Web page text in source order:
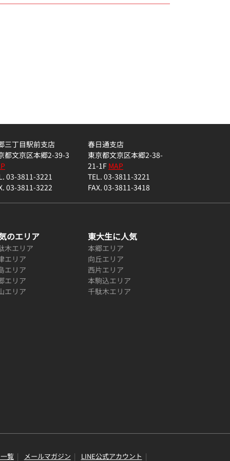
三丁目駅前支店
都文京区本郷2-39-3
03-3811-3221
03-3811-3222
春日通支店
東京都文京区本郷2-38-
21-1FMAP
TEL. 03-3811-3221
FAX. 03-3811-3418
のエリア
木エリア
エリア
エリア
エリア
エリア
東大生に人気
本郷エリア
向丘エリア
西片エリア
本駒込エリア
千駄木エリア
覧 メールマガジン LINE公式アカウント